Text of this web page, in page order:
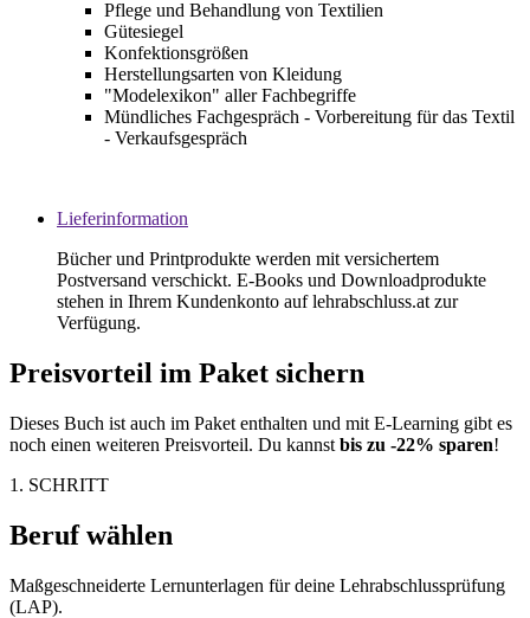
Pflege und Behandlung von Textilien
Gütesiegel
Konfektionsgrößen
Herstellungsarten von Kleidung
"Modelexikon" aller Fachbegriffe
Mündliches Fachgespräch - Vorbereitung für das Textil
- Verkaufsgespräch
Lieferinformation
Bücher und Printprodukte werden mit versichertem
Postversand verschickt. E-Books und Downloadprodukte
stehen in Ihrem Kundenkonto auf lehrabschluss.at zur
Verfügung.
Preisvorteil im Paket sichern
Dieses Buch ist auch im Paket enthalten und mit E-Learning gibt es
noch einen weiteren Preisvorteil. Du kannst bis zu -22% sparen!
1. SCHRITT
Beruf wählen
Maßgeschneiderte Lernunterlagen für deine Lehrabschlussprüfung
(LAP).